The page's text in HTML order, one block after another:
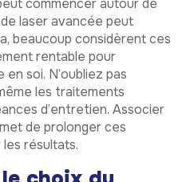
laser avancée peut
beaucoup considèrent ces
rentable pour
soi. N’oubliez pas
les traitements
d’entretien. Associer
de prolonger ces
résultats.